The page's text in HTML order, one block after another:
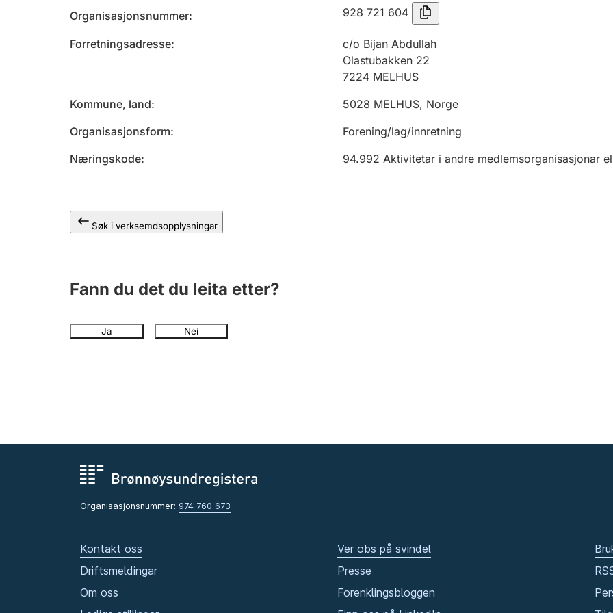
Organisasjonsnummer 928 721 604
Forretningsadresse
c/o Bijan Abdullah
Olastubakken 22
7224 MELHUS
Kommune, land
5028 MELHUS, Norge
Organisasjonsform
Forening/lag/innretning
Næringskode
94.992 Aktivitetar i andre medlemsorganisasjonar
Søk i verksemdsopplysningar
Fann du det du leita etter?
Ja Nei
Organisasjonsnummer: 974 760 673
Kontakt oss
Driftsmeldingar
Om oss
Ver obs på svindel
Presse
Forenklingsbloggen